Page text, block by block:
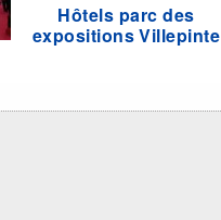
Hôtels parc des
expositions Villepinte